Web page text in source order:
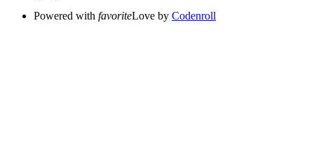
Powered with favoriteLove by Codenroll